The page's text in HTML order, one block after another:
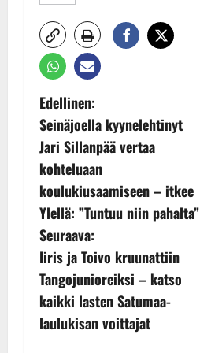
P
o
s
t
n
a
v
i
Edellinen:
Seinäjoella kyynelehtinyt
Jari Sillanpää vertaa
kohteluaan
koulukiusaamiseen – itkee
Ylellä: ”Tuntuu niin pahalta”
Seuraava:
Iiris ja Toivo kruunattiin
Tangojunioreiksi – katso
kaikki lasten Satumaa-
laulukisan voittajat